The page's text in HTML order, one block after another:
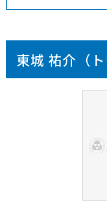
東城 祐介（ト